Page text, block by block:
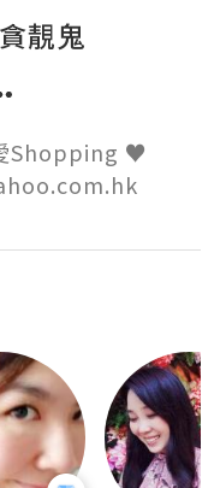
靚鬼
Shopping ♥